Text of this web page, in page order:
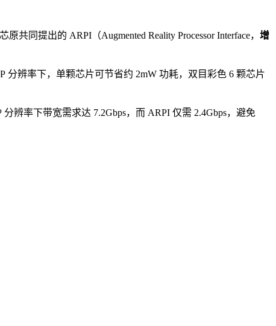
同提出的 ARPI（Augmented Reality Processor Interface， 增
分辨率下，单颗芯片可节省约 2mW 功耗，双目彩色 6 颗芯片
辨率下带宽需求达 7.2Gbps，而 ARPI 仅需 2.4Gbps，避免